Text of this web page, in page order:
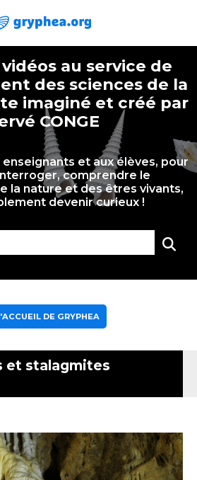
au service de
des sciences de la
imaginé et créé par
CONGE
et aux élèves, pour
comprendre le
la nature et des êtres vivants,
devenir curieux !
DE GRYPHEA
stalagmites